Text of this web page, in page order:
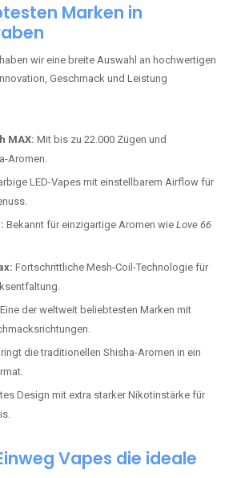
Marken in
haben wir eine breite Auswahl an hochwertigen
Geschmack und Leistung
MAX: Mit bis zu 22.000 Zügen und
Aromen.
LED-Vapes mit einstellbarem Airflow für
Bekannt für einzigartige Aromen wie Love 66
Fortschrittliche Mesh-Coil-Technologie für
Eine der weltweit beliebtesten Marken mit
die traditionellen Shisha-Aromen in ein
Design mit extra starker Nikotinstärke für
Vapes die ideale